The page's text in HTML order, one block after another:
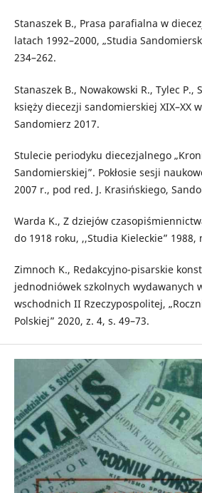
Stanaszek B., Prasa parafialna w
latach 1992–2000, „Studia
234–262.
Stanaszek B., Nowakowski R., Tylec P.,
księży diecezji sandomierskiej XIX–XX
Sandomierz 2017.
Stulecie periodyku diecezjalnego
Sandomierskiej”. Pokłosie sesji
2007 r., pod red. J. Krasińskiego,
Warda K., Z dziejów
do 1918 roku, ,,Studia Kieleckie” 1988,
Zimnoch K., Redakcyjno-pisarskie
jednodniówek szkolnych wydawanych
wschodnich II Rzeczypospolitej,
Polskiej” 2020, z. 4, s. 49–73.